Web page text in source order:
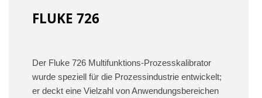
FLUKE 726
Der Fluke 726 Multifunktions-Prozesskalibrator
wurde speziell für die Prozessindustrie entwickelt;
er deckt eine Vielzahl von Anwendungsbereichen